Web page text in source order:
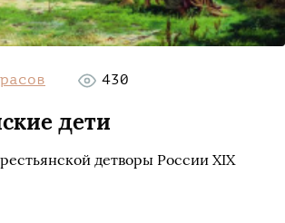
430
дети
детворы России XIX